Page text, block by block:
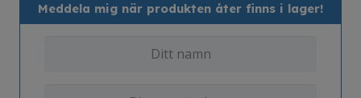
Meddela mig när produkten åter finns i lager!